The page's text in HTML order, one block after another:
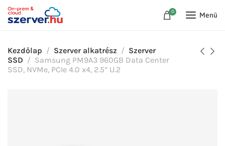
0 Menü
Kezdőlap Szerver alkatrész
Szerver
SSD
Samsung PM9A3 960GB Data Center
SSD, NVMe, PCIe 4.0 x4, 2.5” U.2